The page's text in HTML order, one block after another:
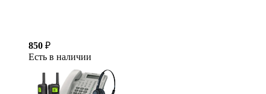
850 ₽
Есть в наличии